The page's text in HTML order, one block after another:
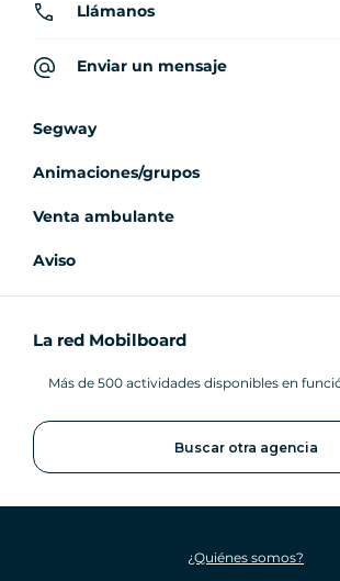
Llámanos
Enviar un mensaje
Segway
Animaciones/grupos
Venta ambulante
Aviso
La red Mobilboard
Más de 500 actividades disponibles en
Buscar otra agencia
¿Quiénes somos?